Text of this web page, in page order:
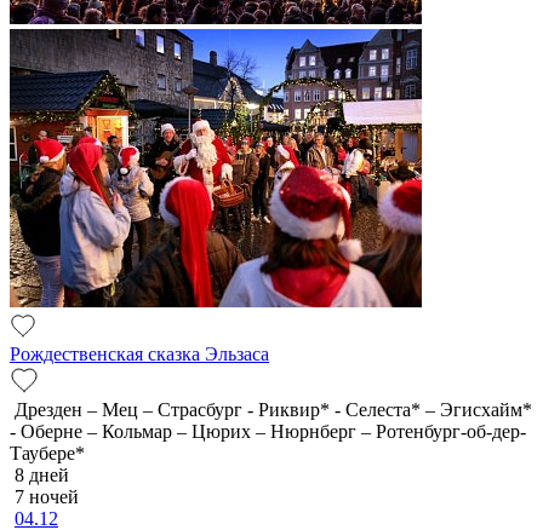
Рождественская сказка Эльзаса
Дрезден – Мец – Страсбург - Риквир* - Селеста* – Эгисхайм*
- Оберне – Кольмар – Цюрих – Нюрнберг – Ротенбург-об-дер-
Таубере*
8 дней
7 ночей
04.12